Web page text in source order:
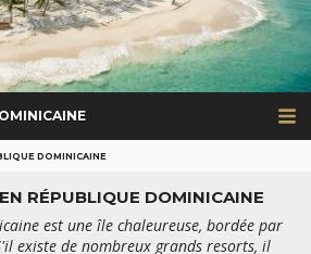
DOMINICAINE
RÉPUBLIQUE DOMINICAINE
est une île chaleureuse, bordée par
existe de nombreux grands resorts, il